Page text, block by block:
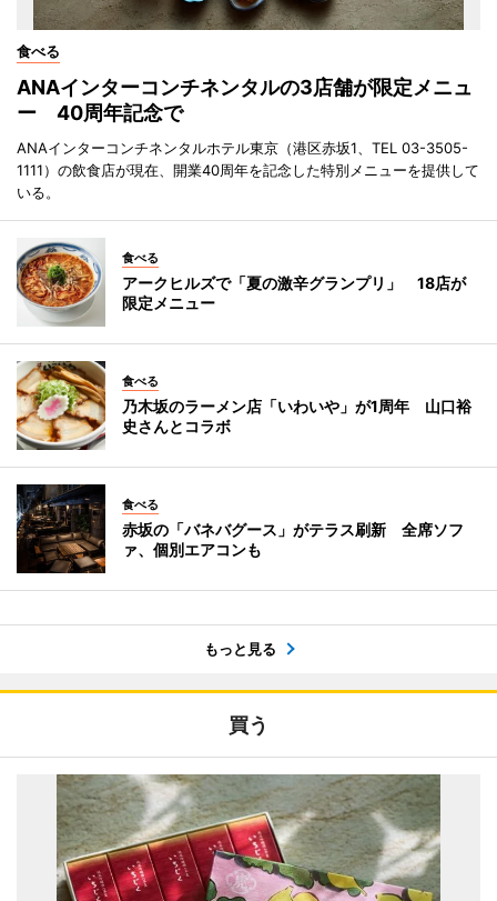
食べる
ANAインターコンチネンタルの3店舗が限定メニュ
ー 40周年記念で
ANAインターコンチネンタルホテル東京（港区赤坂1、TEL 03-3505-
1111）の飲食店が現在、開業40周年を記念した特別メニューを提供して
いる。
食べる
アークヒルズで「夏の激辛グランプリ」 18店が
限定メニュー
食べる
乃木坂のラーメン店「いわいや」が1周年 山口裕
史さんとコラボ
食べる
赤坂の「バネバグース」がテラス刷新 全席ソフ
ァ、個別エアコンも
もっと見る
買う